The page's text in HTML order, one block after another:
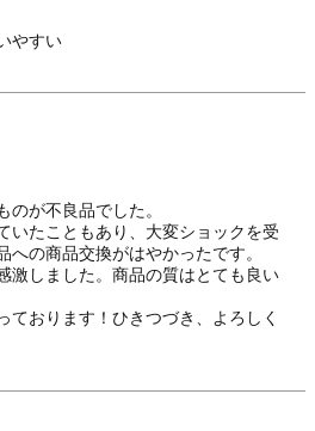
やすい
のが不良品でした。
いたこともあり、大変ショックを受
への商品交換がはやかったです。
激しました。商品の質はとても良い
ております！ひきつづき、よろしく